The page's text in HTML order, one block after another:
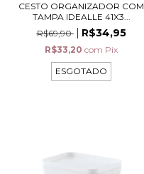
CESTO ORGANIZADOR COM
TAMPA IDEALLE 41X3...
R$69,90
R$34,95
R$33,20 com Pix
ESGOTADO